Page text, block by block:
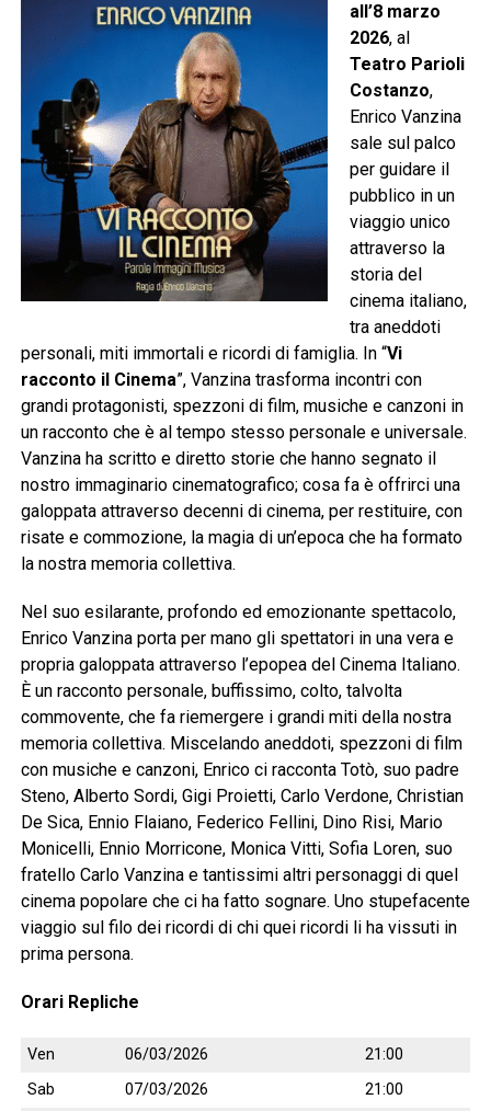
all’8 marzo
2026, al
Teatro Parioli
Costanzo,
Enrico Vanzina
sale sul palco
per guidare il
pubblico in un
viaggio unico
attraverso la
storia del
cinema italiano,
tra aneddoti
personali, miti immortali e ricordi di famiglia. In “Vi
racconto il Cinema”, Vanzina trasforma incontri con
grandi protagonisti, spezzoni di film, musiche e canzoni in
un racconto che è al tempo stesso personale e universale.
Vanzina ha scritto e diretto storie che hanno segnato il
nostro immaginario cinematografico; cosa fa è offrirci una
galoppata attraverso decenni di cinema, per restituire, con
risate e commozione, la magia di un’epoca che ha formato
la nostra memoria collettiva.
Nel suo esilarante, profondo ed emozionante spettacolo,
Enrico Vanzina porta per mano gli spettatori in una vera e
propria galoppata attraverso l’epopea del Cinema Italiano.
È un racconto personale, buffissimo, colto, talvolta
commovente, che fa riemergere i grandi miti della nostra
memoria collettiva. Miscelando aneddoti, spezzoni di film
con musiche e canzoni, Enrico ci racconta Totò, suo padre
Steno, Alberto Sordi, Gigi Proietti, Carlo Verdone, Christian
De Sica, Ennio Flaiano, Federico Fellini, Dino Risi, Mario
Monicelli, Ennio Morricone, Monica Vitti, Sofia Loren, suo
fratello Carlo Vanzina e tantissimi altri personaggi di quel
cinema popolare che ci ha fatto sognare. Uno stupefacente
viaggio sul filo dei ricordi di chi quei ricordi li ha vissuti in
prima persona.
Orari Repliche
Ven 06/03/2026
21:00
Sab
07/03/2026
21:00